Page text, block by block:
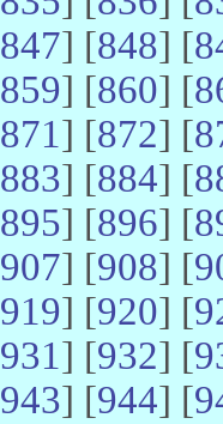
847] [848] [
859] [860] [
871] [872] [
883] [884] [
895] [896] [
907] [908] [
919] [920] [
931] [932] [
943] [944] [